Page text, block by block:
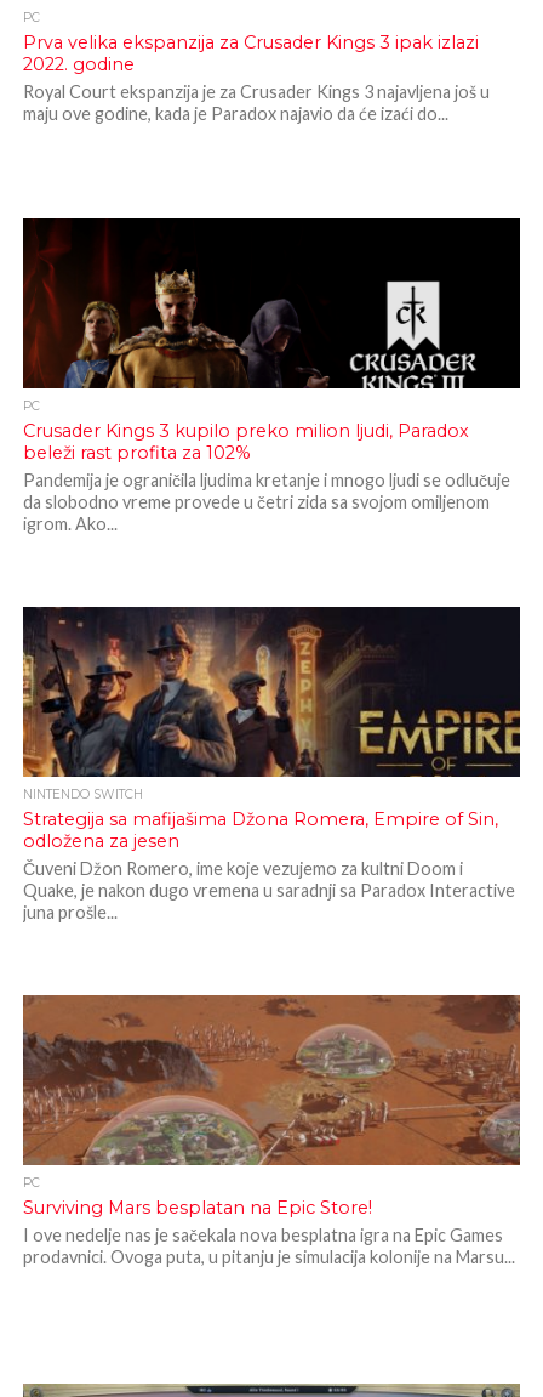
PC
Prva velika ekspanzija za Crusader Kings 3 ipak izlazi
2022. godine
Royal Court ekspanzija je za Crusader Kings 3 najavljena još u
maju ove godine, kada je Paradox najavio da će izaći do...
PC
Crusader Kings 3 kupilo preko milion ljudi, Paradox
beleži rast profita za 102%
Pandemija je ograničila ljudima kretanje i mnogo ljudi se odlučuje
da slobodno vreme provede u četri zida sa svojom omiljenom
igrom. Ako...
NINTENDO SWITCH
Strategija sa mafijašima Džona Romera, Empire of Sin,
odložena za jesen
Čuveni Džon Romero, ime koje vezujemo za kultni Doom i
Quake, je nakon dugo vremena u saradnji sa Paradox Interactive
juna prošle...
PC
Surviving Mars besplatan na Epic Store!
I ove nedelje nas je sačekala nova besplatna igra na Epic Games
prodavnici. Ovoga puta, u pitanju je simulacija kolonije na Marsu...